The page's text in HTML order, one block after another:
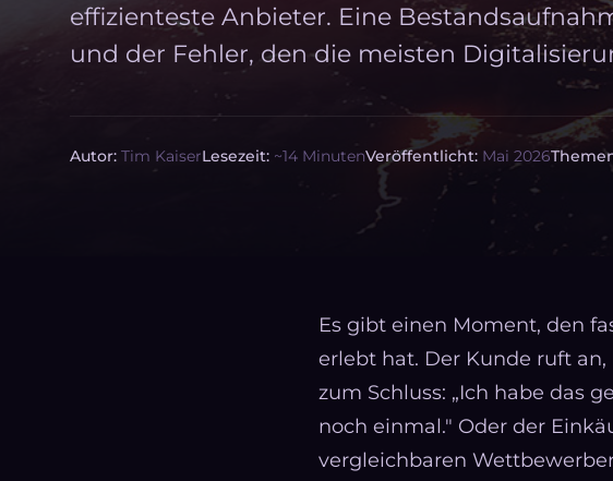
effizienteste Anbieter. Eine
und der Fehler, den die meisten
Autor: Tim KaiserLesezeit: ~14 MinutenVeröffentlicht: Mai 2026
Es gibt einen Moment, den
erlebt hat. Der Kunde ruft
zum Schluss: „Ich habe das
noch einmal." Oder der
vergleichbaren